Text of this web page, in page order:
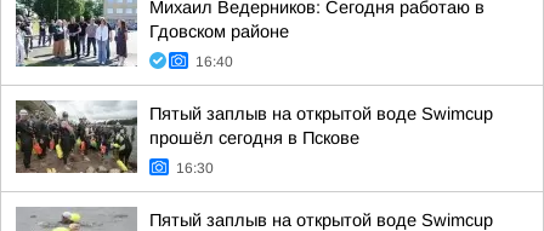
Михаил Ведерников: Сегодня работаю в
Гдовском районе
16:40
Пятый заплыв на открытой воде Swimcup
прошёл сегодня в Пскове
16:30
Пятый заплыв на открытой воде Swimcup